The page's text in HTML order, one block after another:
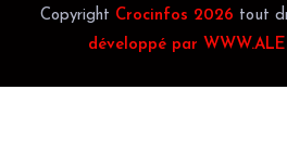
Copyright Crocinfos 2026 tout
développé par